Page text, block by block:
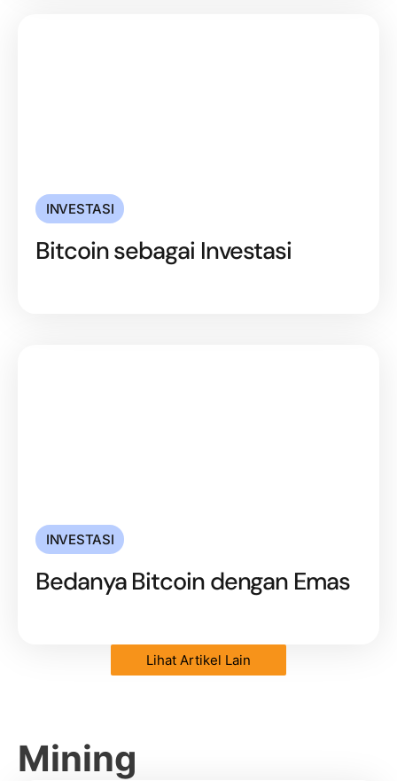
INVESTASI
Bitcoin sebagai Investasi
INVESTASI
Bedanya Bitcoin dengan Emas
Lihat Artikel Lain
Mining